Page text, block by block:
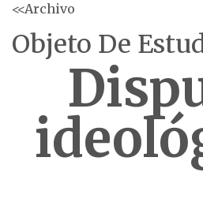
<<Archivo
Objeto De